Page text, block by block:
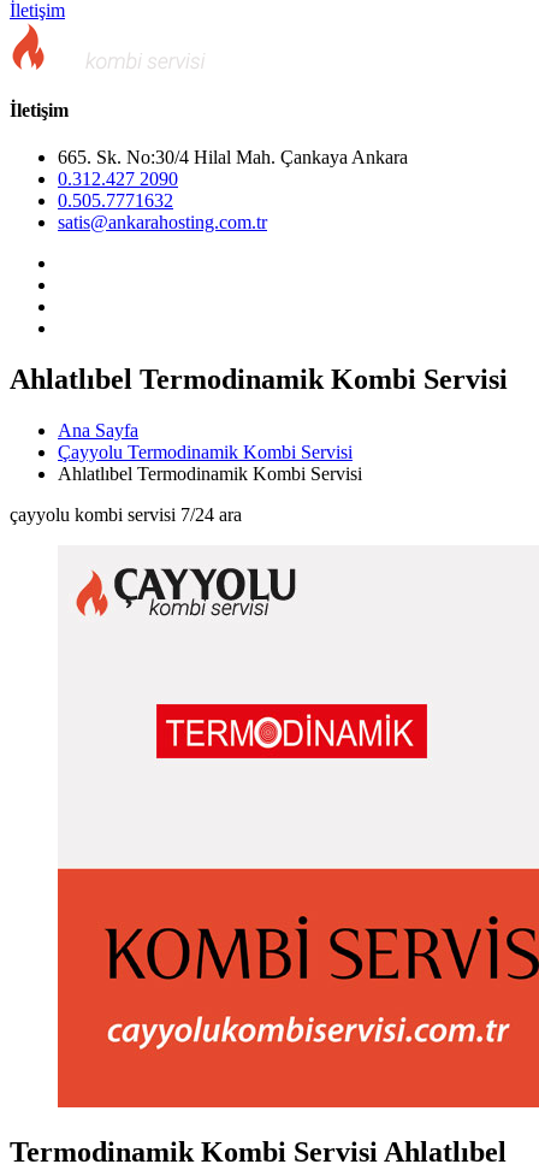
İletişim
İletişim
665. Sk. No:30/4 Hilal Mah. Çankaya Ankara
0.312.427 2090
0.505.7771632
satis@ankarahosting.com.tr
Ahlatlıbel Termodinamik Kombi Servisi
Ana Sayfa
Çayyolu Termodinamik Kombi Servisi
Ahlatlıbel Termodinamik Kombi Servisi
çayyolu kombi servisi 7/24 ara
Termodinamik Kombi Servisi Ahlatlıbel